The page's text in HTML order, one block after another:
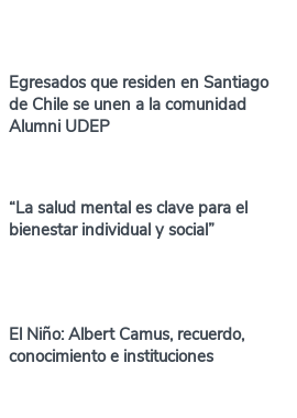
Egresados que residen en Santiago
de Chile se unen a la comunidad
Alumni UDEP
“La salud mental es clave para el
bienestar individual y social”
El Niño: Albert Camus, recuerdo,
conocimiento e instituciones